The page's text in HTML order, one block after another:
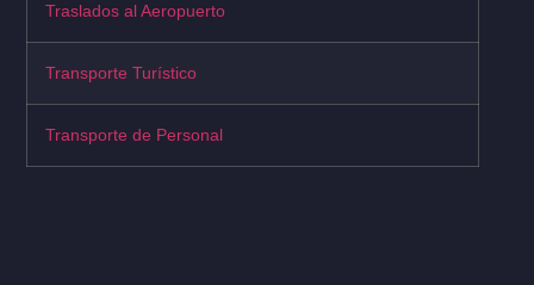
Traslados al Aeropuerto
Transporte Turístico
Transporte de Personal